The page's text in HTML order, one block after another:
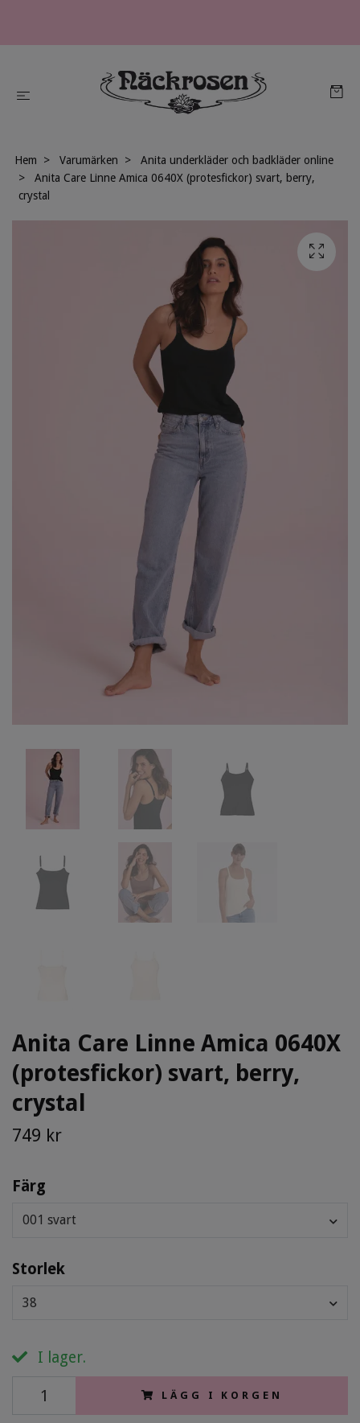
Hem Varumärken
Anita underkläder och badkläder online
Anita Care Linne Amica 0640X (protesfickor) svart, berry,
crystal
Anita Care Linne Amica 0640X
(protesfickor) svart, berry,
crystal
749 kr
Färg
001 svart
Storlek
38
I lager.
LÄGG I KORGEN